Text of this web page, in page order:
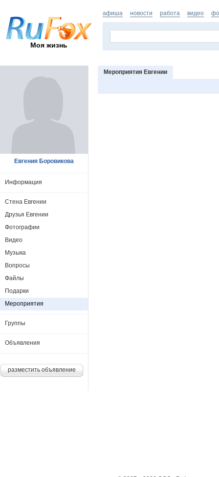
Моя жизнь
афиша новости работа видео
Мероприятия Евгении
Евгения Боровикова
Информация
Стена Евгении
Друзья Евгении
Фотографии
Видео
Музыка
Вопросы
Файлы
Подарки
Мероприятия
Группы
Объявления
разместить объявление